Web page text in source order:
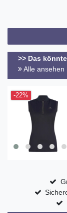
>> Das
Alle ansehen
-22%